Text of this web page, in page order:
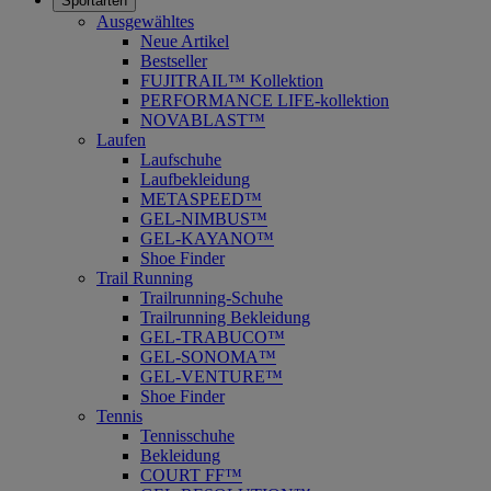
Ausgewähltes
Neue Artikel
Bestseller
FUJITRAIL™ Kollektion
PERFORMANCE LIFE-kollektion
NOVABLAST™
Laufen
Laufschuhe
Laufbekleidung
METASPEED™
GEL-NIMBUS™
GEL-KAYANO™
Shoe Finder
Trail Running
Trailrunning-Schuhe
Trailrunning Bekleidung
GEL-TRABUCO™
GEL-SONOMA™
GEL-VENTURE™
Shoe Finder
Tennis
Tennisschuhe
Bekleidung
COURT FF™